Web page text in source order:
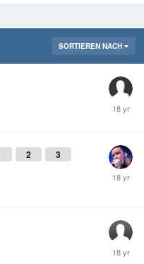
SORTIEREN NACH
2 3